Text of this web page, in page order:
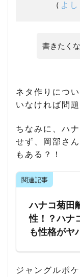
（ よ
書きたく
ネタ作りにつ
いなければ問
ちなみに、ハ
せず、岡部さ
もある？！
関連記事
ハナコ菊田
性！？ハナ
も性格がヤ
ジャングルポ